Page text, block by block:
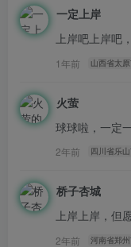
真题详细解析
一定上岸
上岸吧上岸吧
1年前 山西省太
火萤
球球啦，一定
2年前 四川省乐
桥子杏城
上岸上岸，但
2年前 河南省郑